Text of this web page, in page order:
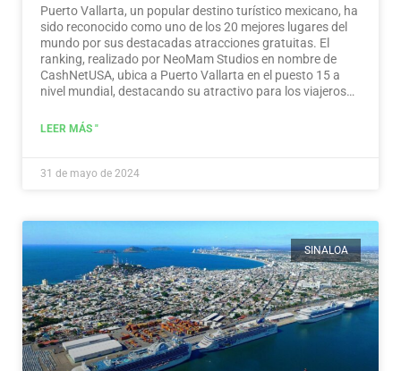
Puerto Vallarta, un popular destino turístico mexicano, ha
sido reconocido como uno de los 20 mejores lugares del
mundo por sus destacadas atracciones gratuitas. El
ranking, realizado por NeoMam Studios en nombre de
CashNetUSA, ubica a Puerto Vallarta en el puesto 15 a
nivel mundial, destacando su atractivo para los viajeros
LEER MÁS "
31 de mayo de 2024
SINALOA